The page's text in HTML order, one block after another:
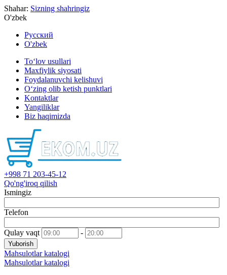
Shahar: Sizning shahringiz
O'zbek
Русский
O'zbek
To‘lov usullari
Maxfiylik siyosati
Foydalanuvchi kelishuvi
O‘zing olib ketish punktlari
Kontaktlar
Yangiliklar
Biz haqimizda
+998 71 203-45-12
Qo'ng'iroq qilish
Ismingiz
Telefon
Qulay vaqt -
Yuborish
Mahsulotlar katalogi
Mahsulotlar katalogi